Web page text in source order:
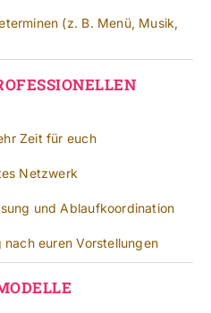
(z. B. Menü, Musik,
Zeit für euch
Netzwerk
und Ablaufkoordination
euren Vorstellungen